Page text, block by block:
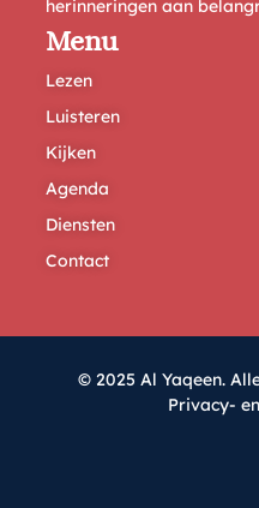
herinneringen aan
Menu
Lezen
Luisteren
Kijken
Agenda
Diensten
Contact
© 2025 Al Yaqeen.
Privacy-